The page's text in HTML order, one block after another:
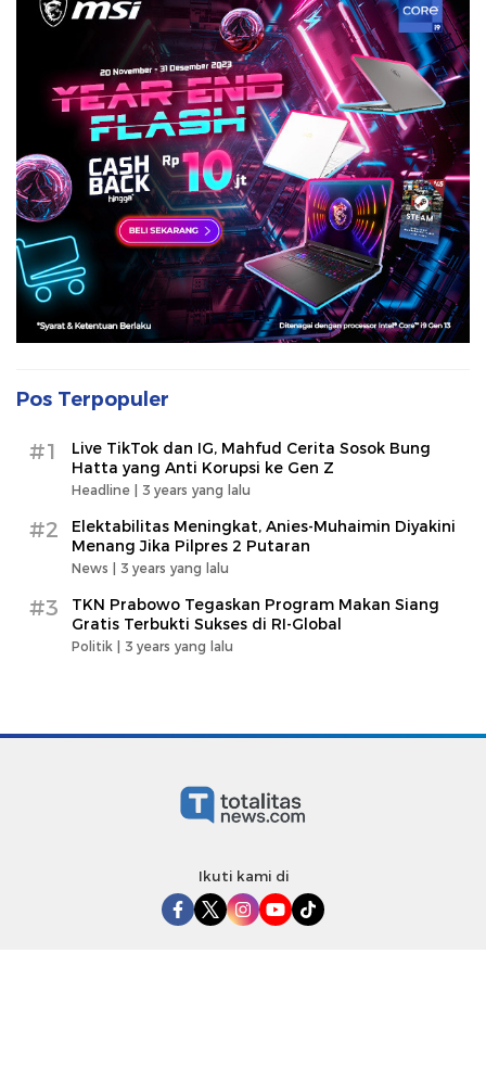
Pos Terpopuler
#1
Live TikTok dan IG, Mahfud Cerita Sosok Bung
Hatta yang Anti Korupsi ke Gen Z
Headline | 3 years yang lalu
#2
Elektabilitas Meningkat, Anies-Muhaimin Diyakini
Menang Jika Pilpres 2 Putaran
News | 3 years yang lalu
#3
TKN Prabowo Tegaskan Program Makan Siang
Gratis Terbukti Sukses di RI-Global
Politik | 3 years yang lalu
Ikuti kami di